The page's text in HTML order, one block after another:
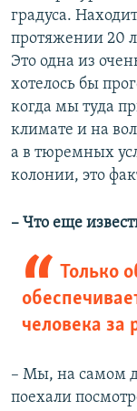
градуса.
протяжении 20
Это одна из
хотелось бы
когда мы туда
климате и на
а в тюремных
колонии, это
– ​Что еще
Только
человека за
– Мы, на самом
поехали